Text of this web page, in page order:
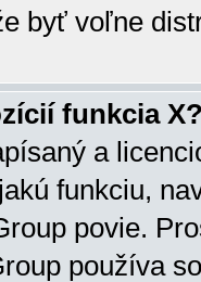
byť voľne
funkcia
a
funkciu,
povie.
používa